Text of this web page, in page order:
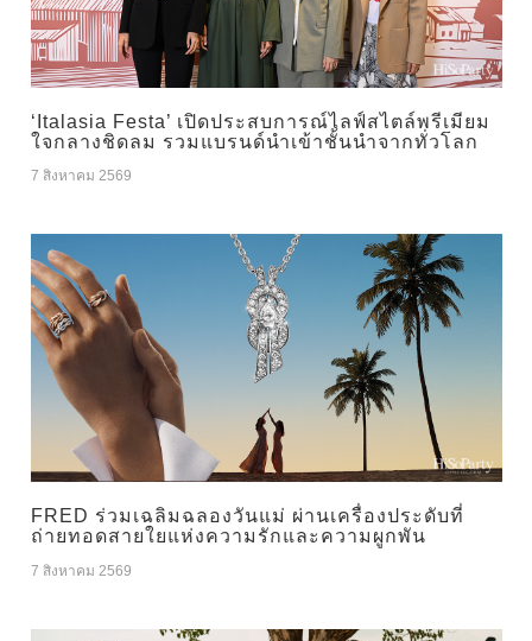
‘Italasia Festa’ เปิดประสบการณ์ไลฟ์สไตล์พรีเมียม
ใจกลางชิดลม รวมแบรนด์นำเข้าชั้นนำจากทั่วโลก
7 สิงหาคม 2569
FRED ร่วมเฉลิมฉลองวันแม่ ผ่านเครื่องประดับที่
ถ่ายทอดสายใยแห่งความรักและความผูกพัน
7 สิงหาคม 2569